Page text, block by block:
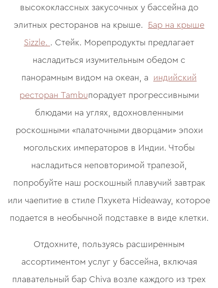
высококлассных закусочных у бассейна до
элитных ресторанов на крыше. Бар на крыше
Sizzle. . Стейк. Морепродукты предлагает
насладиться изумительным обедом с
панорамным видом на океан, а индийский
ресторан Tambuпорадует прогрессивными
блюдами на углях, вдохновленными
роскошными «палаточными дворцами» эпохи
могольских императоров в Индии. Чтобы
насладиться неповторимой трапезой,
попробуйте наш роскошный плавучий завтрак
или чаепитие в стиле Пхукета Hideaway, которое
подается в необычной подставке в виде клетки.
Отдохните, пользуясь расширенным
ассортиментом услуг у бассейна, включая
плавательный бар Chiva возле каждого из трех